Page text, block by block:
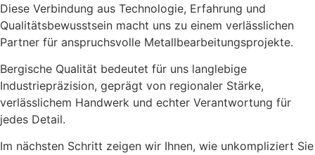
Diese Verbindung aus Technologie, Erfahrung und
Qualitätsbewusstsein macht uns zu einem verlässlichen
Partner für anspruchsvolle Metallbearbeitungsprojekte.
Bergische Qualität bedeutet für uns langlebige
Industriepräzision, geprägt von regionaler Stärke,
verlässlichem Handwerk und echter Verantwortung für
jedes Detail.
Im nächsten Schritt zeigen wir Ihnen, wie unkompliziert Sie